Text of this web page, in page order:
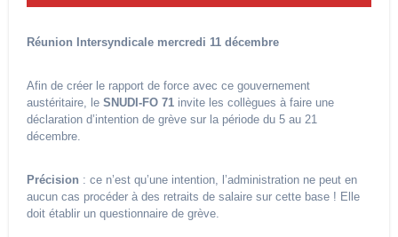
Réunion Intersyndicale mercredi 11 décembre
Afin de créer le rapport de force avec ce gouvernement
austéritaire, le SNUDI-FO 71invite les collègues à faire une
déclaration d’intention de grève sur la période du 5 au 21
décembre.
Précision : ce n’est qu’une intention, l’administration ne peut en
aucun cas procéder à des retraits de salaire sur cette base ! Elle
doit établir un questionnaire de grève.